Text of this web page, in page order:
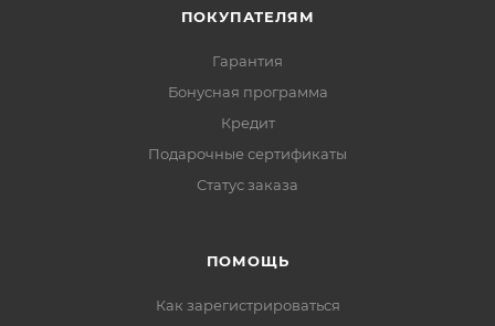
ПОКУПАТЕЛЯМ
Гарантия
Бонусная программа
Кредит
Подарочные сертификаты
Статус заказа
ПОМОЩЬ
Как зарегистрироваться